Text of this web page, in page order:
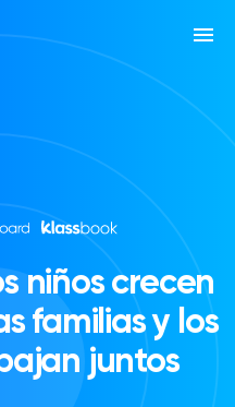
y familias.
Klassroom
niños crecen
familias y los
juntos